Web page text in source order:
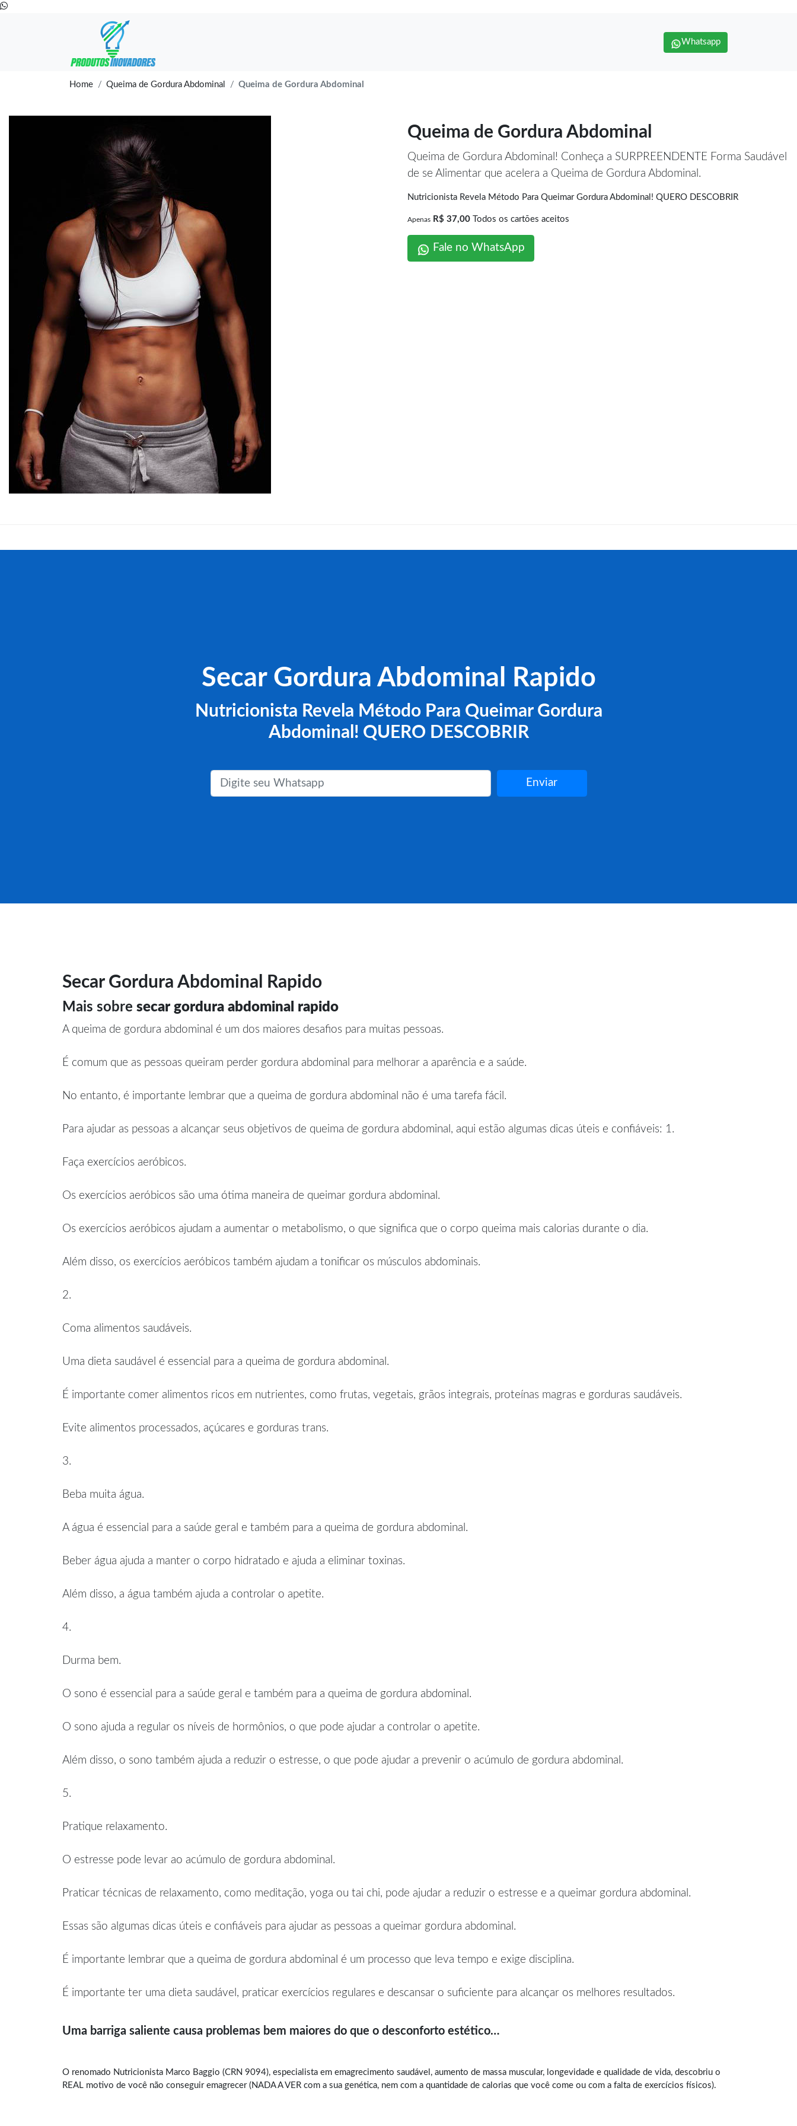
Whatsapp
Home Queima de Gordura Abdominal Queima de Gordura Abdominal
Queima de Gordura Abdominal
Queima de Gordura Abdominal! Conheça a SURPREENDENTE Forma Saudável
de se Alimentar que acelera a Queima de Gordura Abdominal.
Nutricionista Revela Método Para Queimar Gordura Abdominal! QUERO DESCOBRIR
Apenas R$ 37,00 Todos os cartões aceitos
Fale no WhatsApp
Secar Gordura Abdominal Rapido
Nutricionista Revela Método Para Queimar Gordura
Abdominal! QUERO DESCOBRIR
Enviar
Secar Gordura Abdominal Rapido
Mais sobre secar gordura abdominal rapido
A queima de gordura abdominal é um dos maiores desafios para muitas pessoas.
É comum que as pessoas queiram perder gordura abdominal para melhorar a aparência e a saúde.
No entanto, é importante lembrar que a queima de gordura abdominal não é uma tarefa fácil.
Para ajudar as pessoas a alcançar seus objetivos de queima de gordura abdominal, aqui estão algumas dicas úteis e confiáveis: 1.
Faça exercícios aeróbicos.
Os exercícios aeróbicos são uma ótima maneira de queimar gordura abdominal.
Os exercícios aeróbicos ajudam a aumentar o metabolismo, o que significa que o corpo queima mais calorias durante o dia.
Além disso, os exercícios aeróbicos também ajudam a tonificar os músculos abdominais.
2.
Coma alimentos saudáveis.
Uma dieta saudável é essencial para a queima de gordura abdominal.
É importante comer alimentos ricos em nutrientes, como frutas, vegetais, grãos integrais, proteínas magras e gorduras saudáveis.
Evite alimentos processados, açúcares e gorduras trans.
3.
Beba muita água.
A água é essencial para a saúde geral e também para a queima de gordura abdominal.
Beber água ajuda a manter o corpo hidratado e ajuda a eliminar toxinas.
Além disso, a água também ajuda a controlar o apetite.
4.
Durma bem.
O sono é essencial para a saúde geral e também para a queima de gordura abdominal.
O sono ajuda a regular os níveis de hormônios, o que pode ajudar a controlar o apetite.
Além disso, o sono também ajuda a reduzir o estresse, o que pode ajudar a prevenir o acúmulo de gordura abdominal.
5.
Pratique relaxamento.
O estresse pode levar ao acúmulo de gordura abdominal.
Praticar técnicas de relaxamento, como meditação, yoga ou tai chi, pode ajudar a reduzir o estresse e a queimar gordura abdominal.
Essas são algumas dicas úteis e confiáveis para ajudar as pessoas a queimar gordura abdominal.
É importante lembrar que a queima de gordura abdominal é um processo que leva tempo e exige disciplina.
É importante ter uma dieta saudável, praticar exercícios regulares e descansar o suficiente para alcançar os melhores resultados.
Uma barriga saliente causa problemas bem maiores do que o desconforto estético…
O renomado Nutricionista Marco Baggio (CRN 9094), especialista em emagrecimento saudável , aumento de massa muscular, longevidade e qualidade de vida, descobriu o
REAL motivo de você não conseguir emagrecer (NADA A VER com a sua genética, nem com a quantidade de calorias que você come ou com a falta de exercícios físicos).